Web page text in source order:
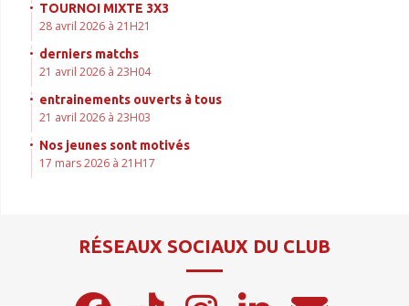
TOURNOI MIXTE 3X3
28 avril 2026 à 21H21
derniers matchs
21 avril 2026 à 23H04
entrainements ouverts à tous
21 avril 2026 à 23H03
Nos jeunes sont motivés
17 mars 2026 à 21H17
RÉSEAUX SOCIAUX DU CLUB